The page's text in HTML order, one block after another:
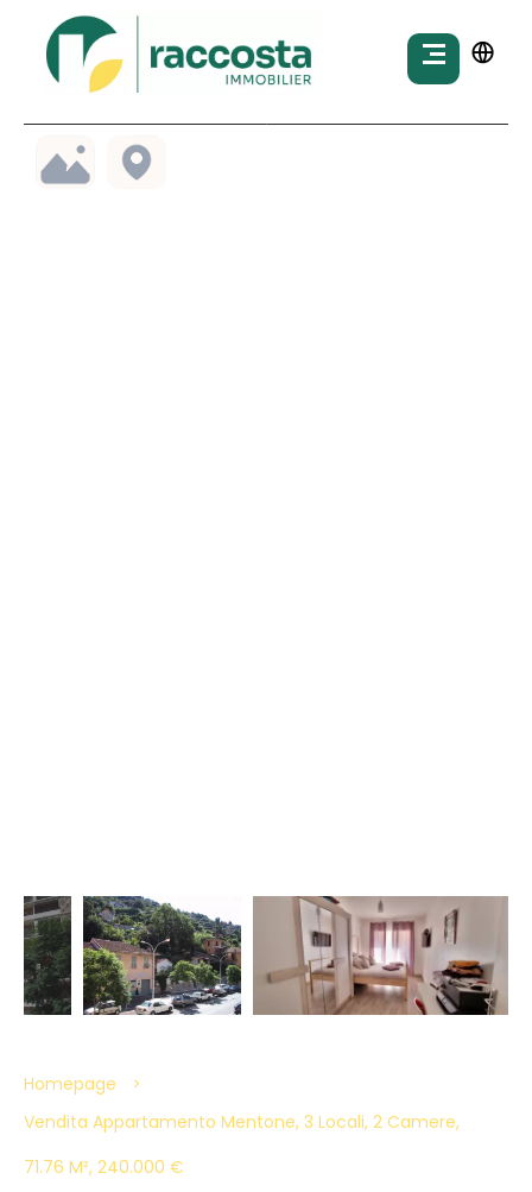
Homepage
Vendita Appartamento Mentone, 3 Locali, 2 Camere,
71.76 M², 240.000 €